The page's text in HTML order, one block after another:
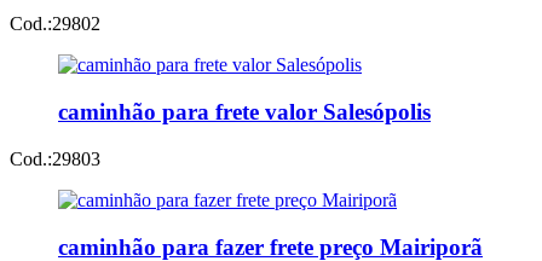
Cod.:29802
caminhão para frete valor Salesópolis
Cod.:29803
caminhão para fazer frete preço Mairiporã